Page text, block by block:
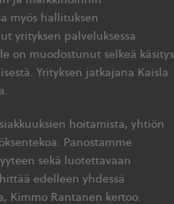
myös hallituksen
yrityksen palveluksessa
on muodostunut selkeä käsitys
Yrityksen jatkajana Kaisla
hoitamista, yhtiön
Panostamme
sekä luotettavaan
edelleen yhdessä
Kimmo Rantanen kertoo.